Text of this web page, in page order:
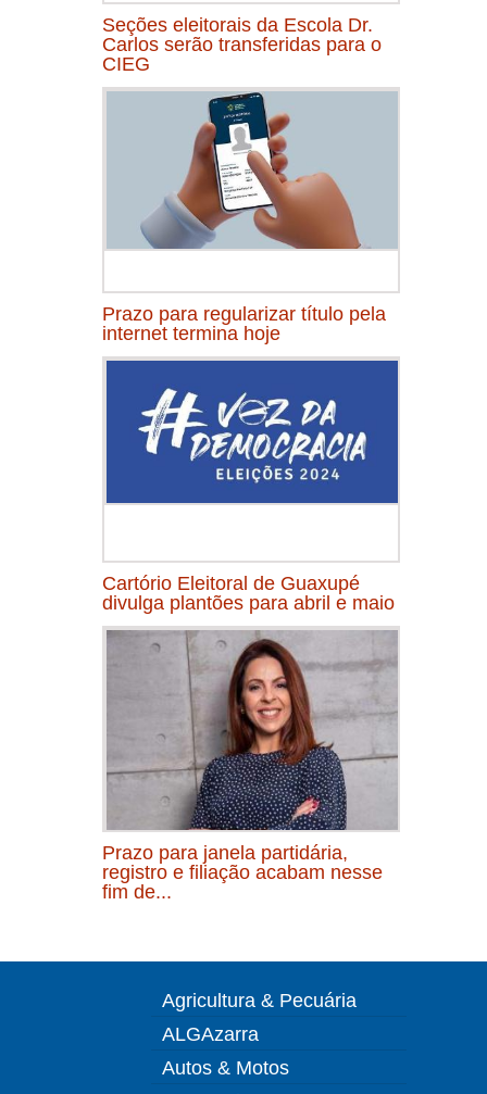
Seções eleitorais da Escola Dr.
Carlos serão transferidas para o
CIEG
Prazo para regularizar título pela
internet termina hoje
Cartório Eleitoral de Guaxupé
divulga plantões para abril e maio
Prazo para janela partidária,
registro e filiação acabam nesse
fim de...
Agricultura & Pecuária
ALGAzarra
Autos & Motos